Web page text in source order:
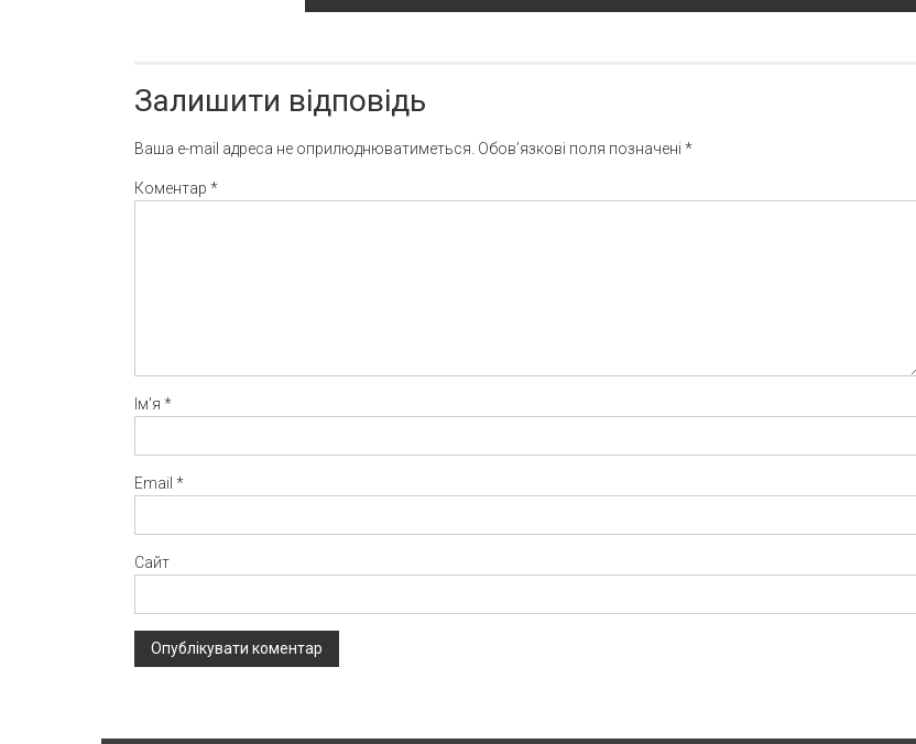
Залишити відповідь
Ваша e-mail адреса не оприлюднюватиметься. Обов’язкові поля позначені *
Коментар *
Ім'я *
Email *
Сайт